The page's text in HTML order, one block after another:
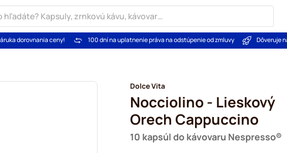
dorovnania ceny! 100 dní na uplatnenie práva na odstúpenie od zmluvy Dôveruje
Dolce Vita
Nocciolino - Lieskový
Orech Cappuccino
10 kapsúl do kávovaru Nespresso®